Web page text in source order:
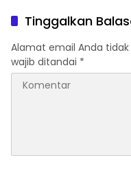
Tinggalkan
Alamat email Anda tidak
wajib ditandai *